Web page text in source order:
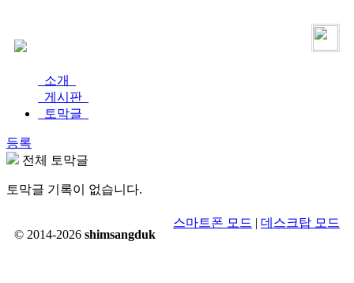
소개
게시판
토막글
등록
전체 토막글
토막글 기록이 없습니다.
© 2014-2026 shimsangduk
스마트폰 모드 | 데스크탑 모드